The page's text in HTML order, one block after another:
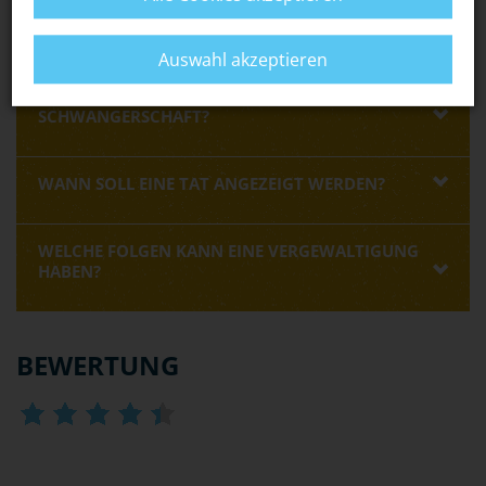
oder von anderen spezialisierten
Opferhilfeeinrichtungenholen.
SCHWANGERSCHAFT?
WANN SOLL EINE TAT ANGEZEIGT WERDEN?
WELCHE FOLGEN KANN EINE VERGEWALTIGUNG
HABEN?
BEWERTUNG
Auswahl akzeptieren